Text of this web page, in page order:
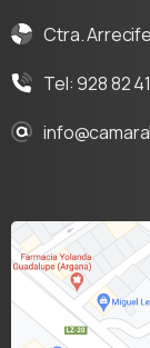
Ctra.
Tel: 928 82